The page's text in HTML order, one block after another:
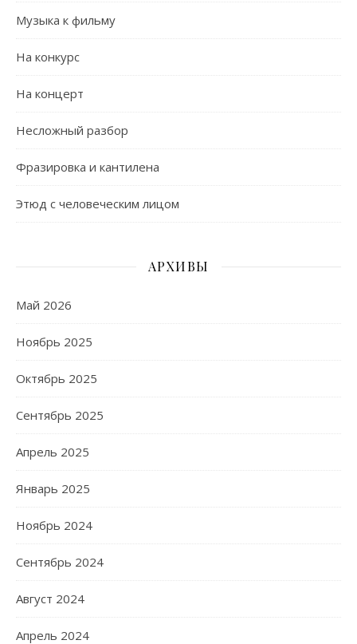
Музыка к фильму
На конкурс
На концерт
Несложный разбор
Фразировка и кантилена
Этюд с человеческим лицом
АРХИВЫ
Май 2026
Ноябрь 2025
Октябрь 2025
Сентябрь 2025
Апрель 2025
Январь 2025
Ноябрь 2024
Сентябрь 2024
Август 2024
Апрель 2024